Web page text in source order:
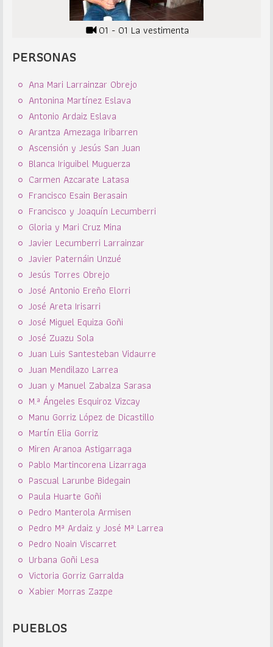
01 - 01 La vestimenta
PERSONAS
Ana Mari Larrainzar Obrejo
Antonina Martínez Eslava
Antonio Ardaiz Eslava
Arantza Amezaga Iribarren
Ascensión y Jesús San Juan
Blanca Iriguibel Muguerza
Carmen Azcarate Latasa
Francisco Esain Berasain
Francisco y Joaquín Lecumberri
Gloria y Mari Cruz Mina
Javier Lecumberri Larrainzar
Javier Paternáin Unzué
Jesús Torres Obrejo
José Antonio Ereño Elorri
José Areta Irisarri
José Miguel Equiza Goñi
José Zuazu Sola
Juan Luis Santesteban Vidaurre
Juan Mendilazo Larrea
Juan y Manuel Zabalza Sarasa
M.ª Ángeles Esquiroz Vizcay
Manu Gorriz López de Dicastillo
Martín Elia Gorriz
Miren Aranoa Astigarraga
Pablo Martincorena Lizarraga
Pascual Larunbe Bidegain
Paula Huarte Goñi
Pedro Manterola Armisen
Pedro Mª Ardaiz y José Mª Larrea
Pedro Noain Viscarret
Urbana Goñi Lesa
Victoria Gorriz Garralda
Xabier Morras Zazpe
PUEBLOS